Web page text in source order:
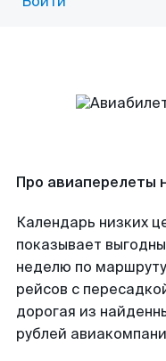
Про авиаперелеты
Календарь низких
показывает
неделю по
рейсов с
дорогая из
рублей